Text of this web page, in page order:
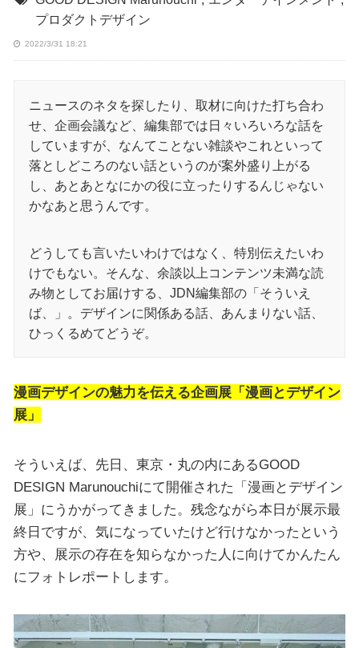
プロダクトデザイン
2022/3/31 18:21
ニュースのネタを探したり、取材に向けた打ち合わ
せ、企画会議など、編集部では日々いろいろな話を
していますが、なんてことない雑談やこれといって
落としどころのない話というのが案外盛り上がる
し、あとあとなにかの役に立ったりするんじゃない
かなあと思うんです。
どうしても言いたいわけではなく、特別伝えたいわ
けでもない。そんな、余談以上コンテンツ未満な読
み物としてお届けする、JDN編集部の「そういえ
ば、」。デザインに関係ある話、あんまりない話、
ひっくるめてどうぞ。
漫画デザインの魅力を伝える企画展「漫画とデザイン
展」
そういえば、先日、東京・丸の内にあるGOOD
DESIGN Marunouchiにて開催された「漫画とデザイン
展」にうかがってきました。残念ながら本日が展示最
終日ですが、気になっていたけど行けなかったという
方や、展示の存在を知らなかった人に向けてかんたん
にフォトレポートします。